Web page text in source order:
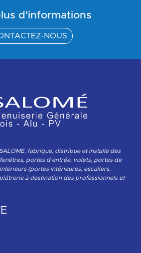
d'informations
NOUS
fabrique, distribue et installe des
portes d’entrée, volets, portes de
(portes intérieures, escaliers,
à destination des professionnels et